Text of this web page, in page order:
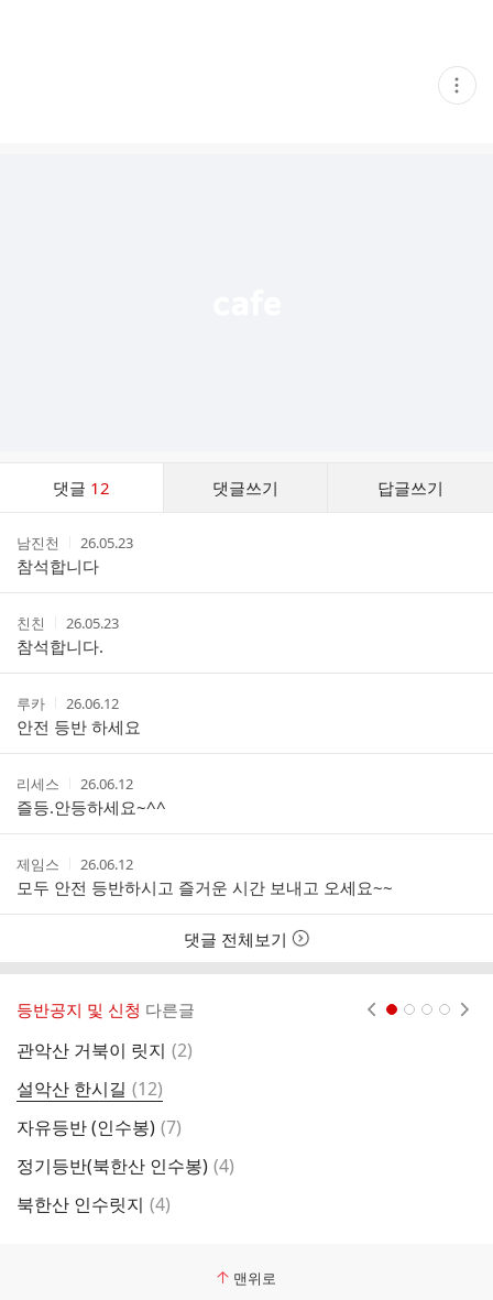
현
재
댓글 12 댓글쓰기 답글쓰기
스
작
성
자
남진천
작
성
시
간
26.05.23
참석합니다
작
성
자
친친
작
성
시
간
26.05.23
참석합니다.
작
성
자
루카
작
성
시
간
26.06.12
안전 등반 하세요
작
성
자
리세스
작
성
시
간
26.06.12
즐등.안등하세요~^^
작
성
자
제임스
작
성
시
간
26.06.12
모두 안전 등반하시고 즐거운 시간 보내고 오세요~~
댓글 전체보기
등반공지 및 신청 다른글
관악산 거북이 릿지 댓
(2)
설악산 한시길 댓
글
(12)
자유등반 (인수봉) 댓
(7)
정기등반(북한산 인수봉) 댓
(4)
북한산 인수릿지 댓
(4)
맨위로